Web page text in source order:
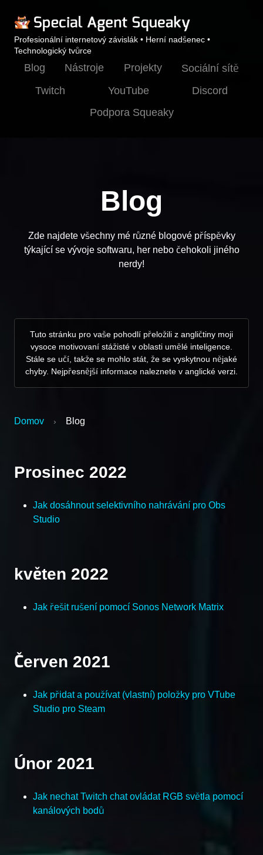
Profesionální internetový závislák • Herní nadšenec •
Technologický tvůrce
Blog Nástroje Projekty
Sociální sítě
Twitch
YouTube
Discord
Podpora Squeaky
Blog
Zde najdete všechny mé různé blogové příspěvky
týkající se vývoje softwaru, her nebo čehokoli jiného
nerdy!
Tuto stránku pro vaše pohodlí přeložili z angličtiny moji
vysoce motivovaní stážisté v oblasti umělé inteligence.
Stále se učí, takže se mohlo stát, že se vyskytnou nějaké
chyby. Nejpřesnější informace naleznete v anglické verzi.
Domov › Blog
Prosinec 2022
Jak dosáhnout selektivního nahrávání pro Obs
Studio
květen 2022
Jak řešit rušení pomocí Sonos Network Matrix
Červen 2021
Jak přidat a používat (vlastní) položky pro VTube
Studio pro Steam
Únor 2021
Jak nechat Twitch chat ovládat RGB světla pomocí
kanálových bodů